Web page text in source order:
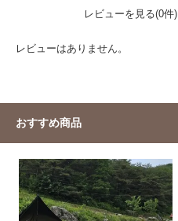
レビューを見る(0件)
レビューはありません。
おすすめ商品